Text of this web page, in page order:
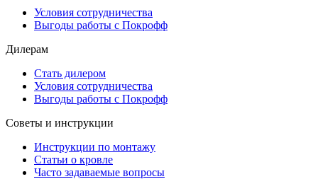
Условия сотрудничества
Выгоды работы с Покрофф
Дилерам
Стать дилером
Условия сотрудничества
Выгоды работы с Покрофф
Советы и инструкции
Инструкции по монтажу
Статьи о кровле
Часто задаваемые вопросы